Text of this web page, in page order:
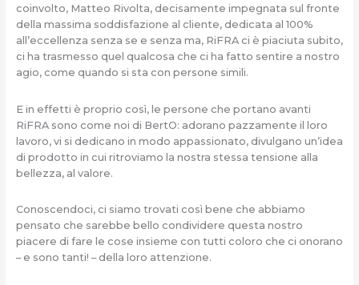
coinvolto, Matteo Rivolta, decisamente impegnata sul fronte
della massima soddisfazione al cliente, dedicata al 100%
all’eccellenza senza se e senza ma, RiFRA ci è piaciuta subito,
ci ha trasmesso quel qualcosa che ci ha fatto sentire a nostro
agio, come quando si sta con persone simili.
E in effetti è proprio così, le persone che portano avanti
RiFRA sono come noi di BertO: adorano pazzamente il loro
lavoro, vi si dedicano in modo appassionato, divulgano un’idea
di prodotto in cui ritroviamo la nostra stessa tensione alla
bellezza, al valore.
Conoscendoci, ci siamo trovati così bene che abbiamo
pensato che sarebbe bello condividere questa nostro
piacere di fare le cose insieme con tutti coloro che ci onorano
– e sono tanti! – della loro attenzione.